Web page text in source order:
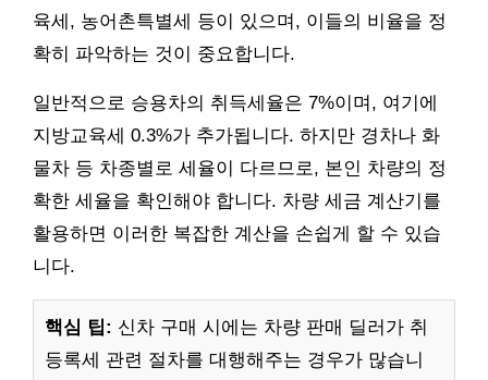
육세, 농어촌특별세 등이 있으며, 이들의 비율을 정
확히 파악하는 것이 중요합니다.
일반적으로 승용차의 취득세율은 7%이며, 여기에
지방교육세 0.3%가 추가됩니다. 하지만 경차나 화
물차 등 차종별로 세율이 다르므로, 본인 차량의 정
확한 세율을 확인해야 합니다. 차량 세금 계산기를
활용하면 이러한 복잡한 계산을 손쉽게 할 수 있습
니다.
핵심 팁: 신차 구매 시에는 차량 판매 딜러가 취
등록세 관련 절차를 대행해주는 경우가 많습니